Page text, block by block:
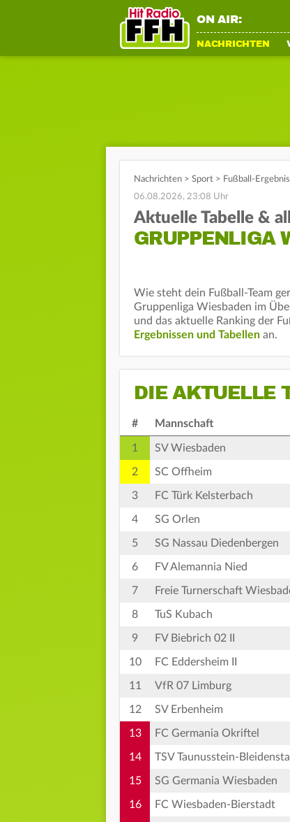
ON AIR:
NACHRICHTEN
Nachrichten > Sport > Fußball-
06.08.2026, 23:08 Uhr
Aktuelle Tabelle &
GRUPPENLIGA
Wie steht dein Fußball-Team
Gruppenliga Wiesbaden im
und das aktuelle Ranking der
Ergebnissen und Tabellen an.
DIE AKTUELLE
# Mannschaft
1 SV Wiesbaden
2 SC Offheim
3 FC Türk Kelsterbach
4 SG Orlen
5 SG Nassau Diedenbergen
6 FV Alemannia Nied
7 Freie Turnerschaft
8 TuS Kubach
9 FV Biebrich 02 II
10 FC Eddersheim II
11 VfR 07 Limburg
12 SV Erbenheim
13 FC Germania Okriftel
14 TSV Taunusstein-
15 SG Germania Wiesbaden
16 FC Wiesbaden-Bierstadt